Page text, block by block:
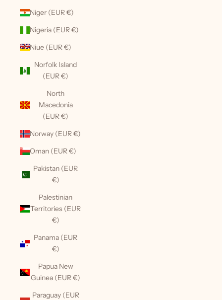
Niger (EUR €)
Nigeria (EUR €)
Niue (EUR €)
Norfolk Island
(EUR €)
North
Macedonia
(EUR €)
Norway (EUR €)
Oman (EUR €)
Pakistan (EUR
€)
Palestinian
Territories (EUR
€)
Panama (EUR
€)
Papua New
Guinea (EUR €)
Paraguay (EUR